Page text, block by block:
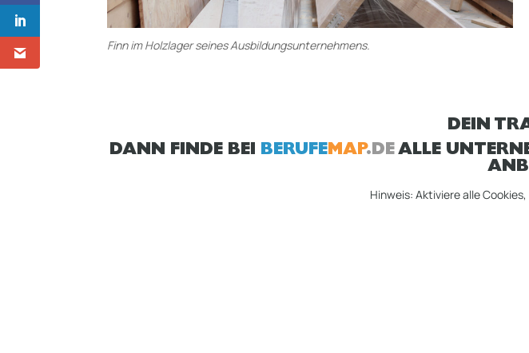
Finn im Holzlager seines Ausbildungsunternehmens.
DEIN
DANN FINDE BEI BERUFEMAP.DEALLE
Hinweis: Aktiviere alle